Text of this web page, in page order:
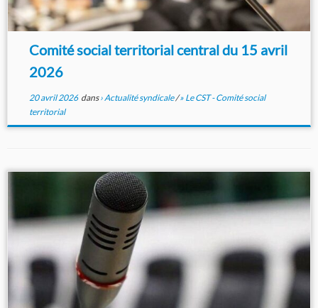
Comité social territorial central du 15 avril
2026
20 avril 2026dans› Actualité syndicale/» Le CST - Comité social
territorial